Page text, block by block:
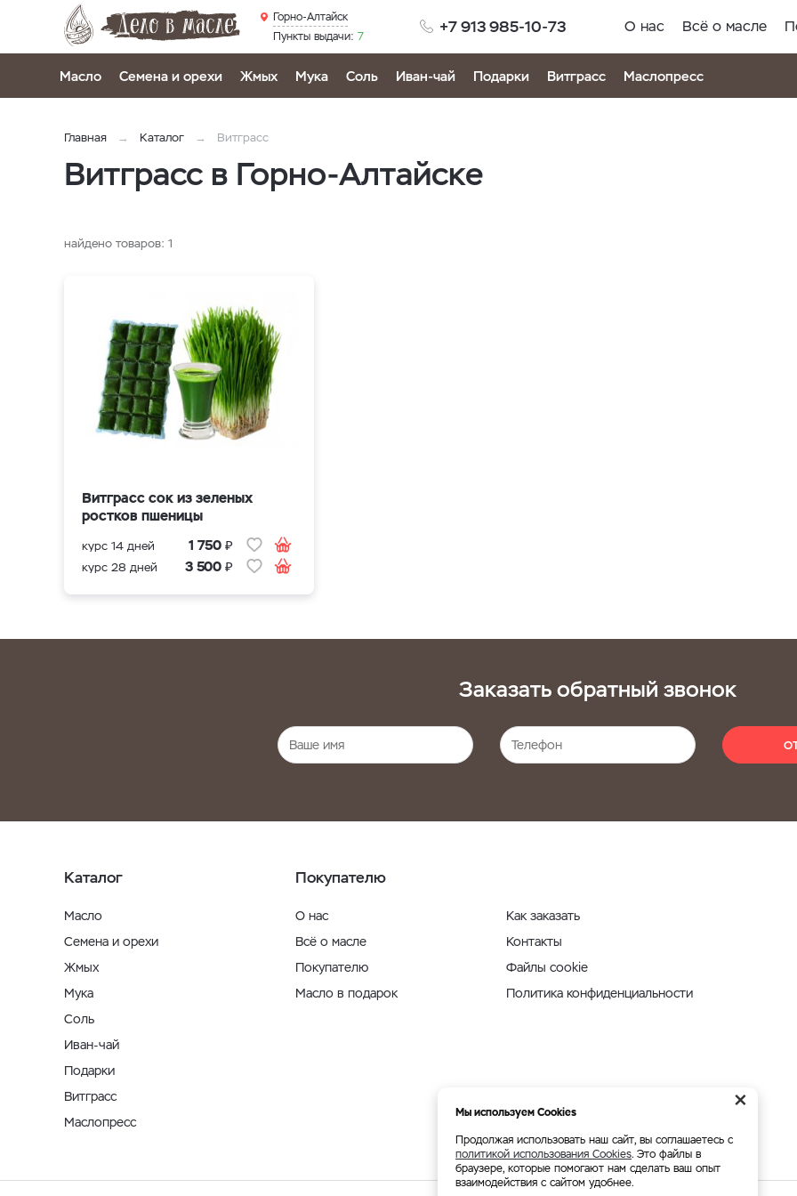
+7 913 985-10-73
Горно-Алтайск
Пункты выдачи: 7
О нас Всё о масле
Масло Семена и орехи Жмых Мука Соль Иван-чай Подарки Витграсс Маслопресс
Главная Каталог Витграсс
Витграсс в Горно-Алтайске
найдено товаров: 1
Витграсс сок из зеленых
ростков пшеницы
курс 14 дней 1 750 ₽
курс 28 дней 3 500 ₽
Заказать обратный звонок
Каталог
Масло
Семена и орехи
Жмых
Мука
Соль
Иван-чай
Подарки
Витграсс
Маслопресс
Покупателю
О нас
Всё о масле
Покупателю
Масло в подарок
Как заказать
Контакты
Файлы cookie
Политика конфиденциальности
×
Мы используем Cookies
Продолжая использовать наш сайт, вы соглашаетесь с
политикой использования Cookies. Это файлы в
браузере, которые помогают нам сделать ваш опыт
взаимодействия с сайтом удобнее.